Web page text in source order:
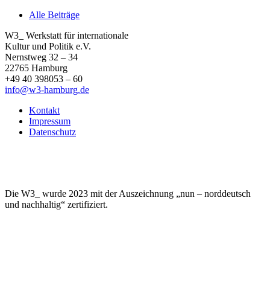
Alle Beiträge
W3_ Werkstatt für internationale
Kultur und Politik e.V.
Nernstweg 32 – 34
22765 Hamburg
+49 40 398053 – 60
info@w3-hamburg.de
Kontakt
Impressum
Datenschutz
Die W3_ wurde 2023 mit der Auszeichnung „nun – norddeutsch
und nachhaltig“ zertifiziert.